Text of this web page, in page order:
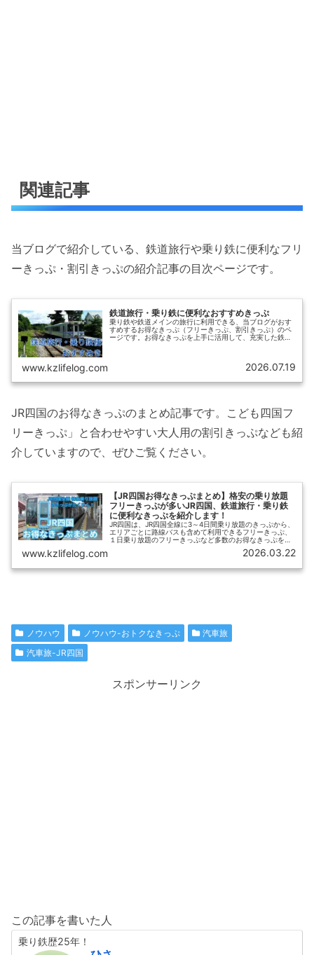
関連記事
当ブログで紹介している、鉄道旅行や乗り鉄に便利なフリ
ーきっぷ・割引きっぷの紹介記事の目次ページです。
鉄道旅行・乗り鉄に便利なおすすめきっぷ
乗り鉄や鉄道メインの旅行に利用できる、当ブログがおす
すめするお得なきっぷ（フリーきっぷ、割引きっぷ）のペ
ージです。お得なきっぷを上手に活用して、充実した鉄道
www.kzlifelog.com 2026.07.19
JR四国のお得なきっぷのまとめ記事です。こども四国フ
リーきっぷ」と合わせやすい大人用の割引きっぷなども紹
介していますので、ぜひご覧ください。
【JR四国お得なきっぷまとめ】格安の乗り放題
フリーきっぷが多いJR四国、鉄道旅行・乗り鉄
に便利なきっぷを紹介します！
JR四国は、JR四国全線に3～4日間乗り放題のきっぷから、
エリアごとに路線バスも含めて利用できるフリーきっぷ、
１日乗り放題のフリーきっぷなど多数のお得なきっぷを発
売しています。【ひさの乗り鉄ブログ】では、四国を鉄道
で旅行するときに利用しやすいフリーきっぷ、割引きっぷ
紹介します。
www.kzlifelog.com 2026.03.22
ノウハウ ノウハウ-おトクなきっぷ
汽車旅
汽車旅-JR四国
スポンサーリンク
この記事を書いた人
乗り鉄歴25年！